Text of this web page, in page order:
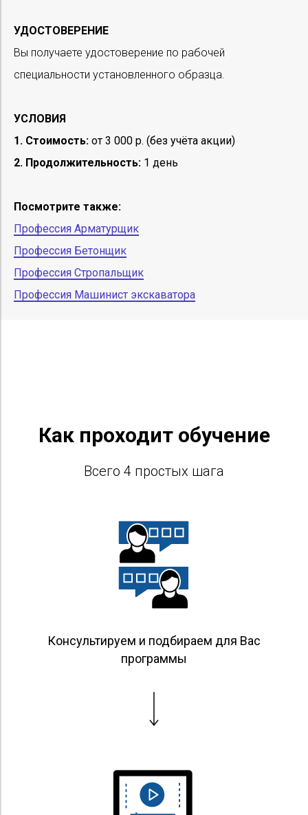
УДОСТОВЕРЕНИЕ
Вы получаете удостоверение по рабочей
специальности установленного образца.
УСЛОВИЯ
1. Стоимость: от 3 000 р. (без учёта акции)
2. Продолжительность: 1 день
Посмотрите также:
Профессия Арматурщик
Профессия Бетонщик
Профессия Стропальщик
Профессия Машинист экскаватора
Как проходит обучение
Всего 4 простых шага
Консультируем и подбираем для Вас
программы